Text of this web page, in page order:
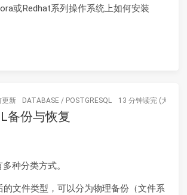
或Redhat系列操作系统上如何安装
更新 DATABASE / POSTGRESQL 13 分钟读完 (大约
备份与恢复
种分类方式。
的文件类型，可以分为物理备份（文件系